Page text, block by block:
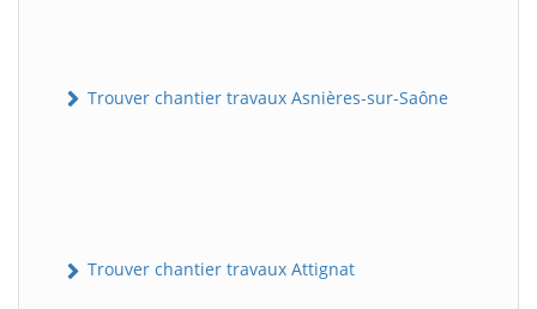
Trouver chantier travaux Asnières-sur-Saône
Trouver chantier travaux Attignat